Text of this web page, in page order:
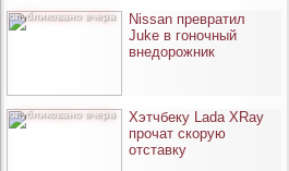
опубликовано вчера
Nissan превратил
Juke в гоночный
внедорожник
опубликовано вчера
Хэтчбеку Lada XRay
прочат скорую
отставку